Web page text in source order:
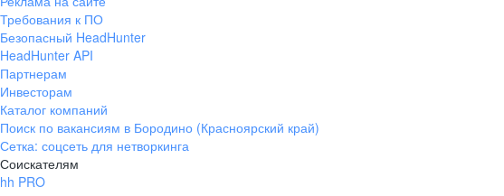
Требования к ПО
Безопасный HeadHunter
HeadHunter API
Партнерам
Инвесторам
Каталог компаний
Поиск по вакансиям в Бородино (Красноярский край)
Сетка: соцсеть для нетворкинга
Соискателям
hh PRO